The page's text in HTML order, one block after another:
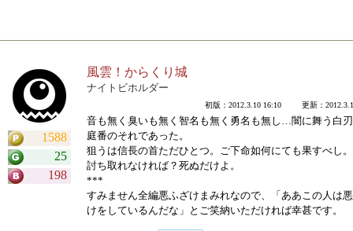
1588
25
198
風雲！からくり城
ナイトビホルダー
初版：2012.3.10 16:10 更新：
音も無く臭いも無く智名も無く勇名も無し…闇に舞う白
庭番のそれであった。
狙うは信長の首ただひとつ。ご下命如何にても果すべし。
討ち取れなければ？死ぬだけよ。
***
すみません全編悪ふざけまみれなので、「ああこの人は
けをしているんだな」とご笑納いただければ幸甚です。